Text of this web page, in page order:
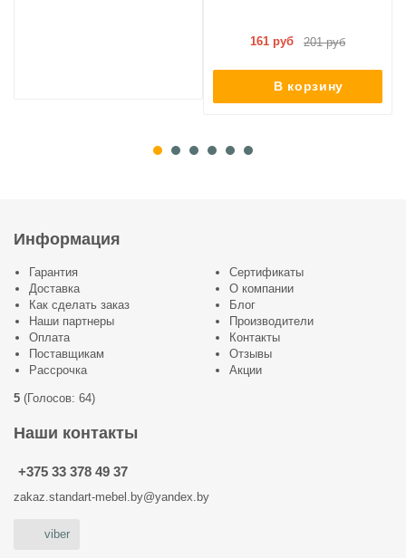
161 руб 201 руб
В корзину
Информация
Гарантия
Доставка
Как сделать заказ
Наши партнеры
Оплата
Поставщикам
Рассрочка
Сертификаты
О компании
Блог
Производители
Контакты
Отзывы
Акции
5 (Голосов: 64)
Наши контакты
+375 33 378 49 37
zakaz.standart-mebel.by@yandex.by
viber